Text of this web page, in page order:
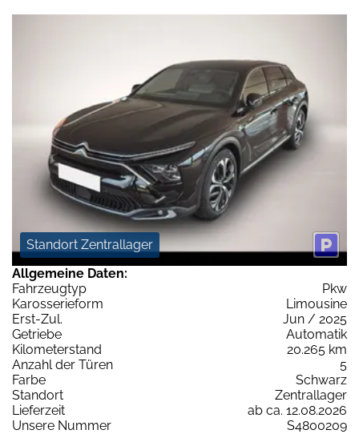
Standort Zentrallager
Allgemeine Daten:
Fahrzeugtyp
Pkw
Karosserieform
Limousine
Erst-Zul.
Jun / 2025
Getriebe
Automatik
Kilometerstand
20.265 km
Anzahl der Türen
5
Farbe
Schwarz
Standort
Zentrallager
Lieferzeit
ab ca. 12.08.2026
Unsere Nummer
S4800209